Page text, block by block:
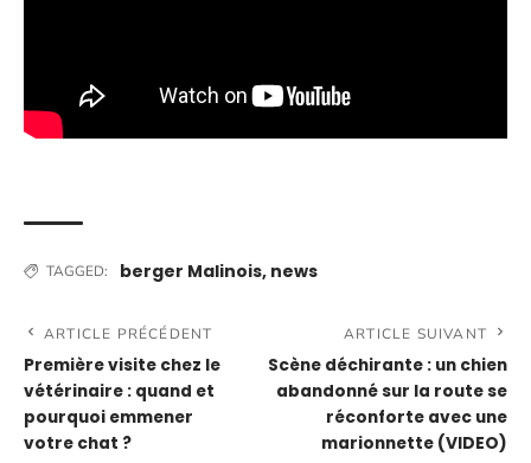
TAGGED: berger Malinois, news
ARTICLE PRÉCÉDENT
Première visite chez le
vétérinaire : quand et
pourquoi emmener
votre chat ?
ARTICLE SUIVANT
Scène déchirante : un chien
abandonné sur la route se
réconforte avec une
marionnette (VIDEO)